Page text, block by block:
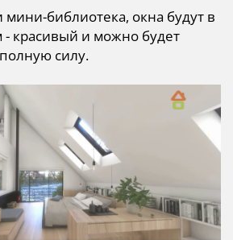
мини-библиотека, окна будут в
- красивый и можно будет
силу.